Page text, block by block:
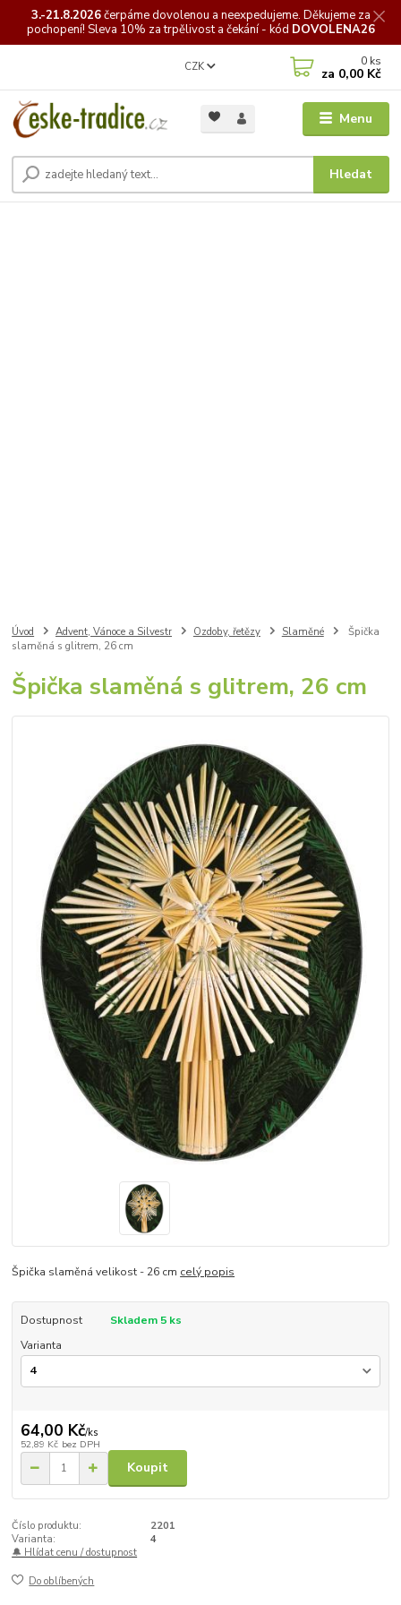
3.-21.8.2026čerpámedovolenou a neexpedujeme. Děkujeme za
pochopení! Sleva 10% za trpělivost a čekání - kód DOVOLENA26
Menu
CZK
Hledat
0 ks
za 0,00 Kč
Úvod Advent, Vánoce a Silvestr Ozdoby, řetězy Slaměné
Špička
slaměná s glitrem, 26 cm
Špička slaměná s glitrem, 26 cm
Špička slaměná velikost - 26 cm celý popis
Dostupnost
Skladem 5 ks
Varianta
64,00 Kč/ks
52,89 Kč bez DPH
Koupit
Číslo produktu:
2201
Varianta:
4
🔔 Hlídat cenu / dostupnost
Do oblíbených